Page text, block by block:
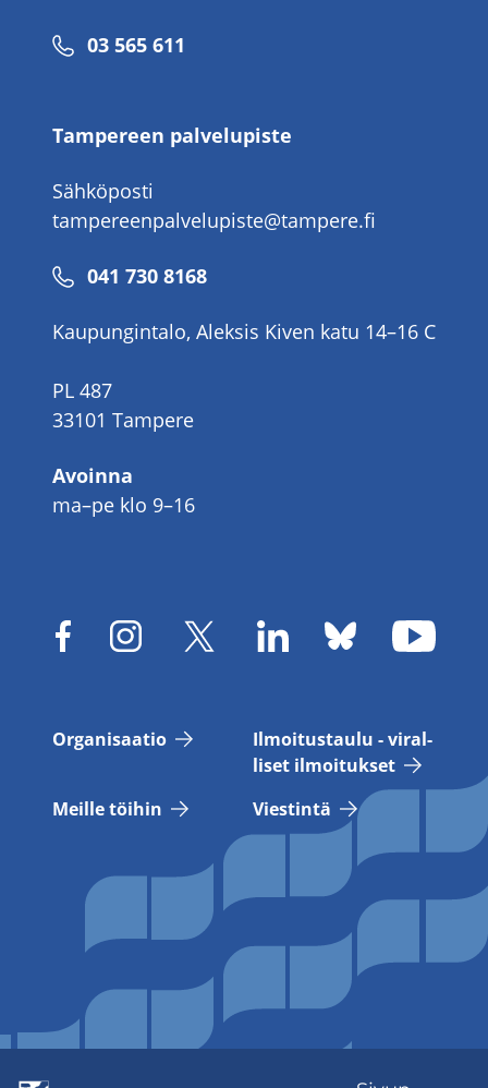
Puhelinnumero
03 565 611
Tampereen palvelupiste
Sähköposti
tampereenpalvelupiste@tampere.fi
Puhelinnumero
041 730 8168
Kaupungintalo, Aleksis Kiven katu 14–16 C
PL 487
33101 Tampere
Avoinna
ma–pe klo 9–16
Or­ga­ni­saa­tio
Il­moi­tus­tau­lu - vi­ral­
li­set il­moi­tuk­set
Meil­le töi­hin
Vies­tin­tä